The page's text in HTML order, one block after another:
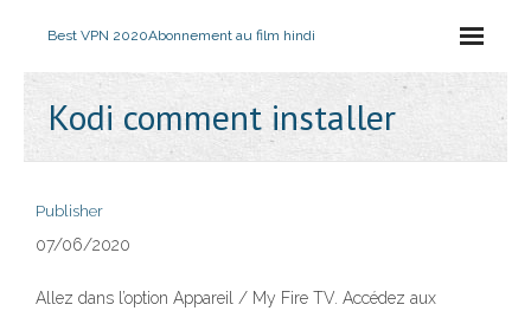
Best VPN 2020Abonnement au film hindi
Kodi comment installer
Publisher
07/06/2020
Allez dans l’option Appareil / My Fire TV. Accédez aux